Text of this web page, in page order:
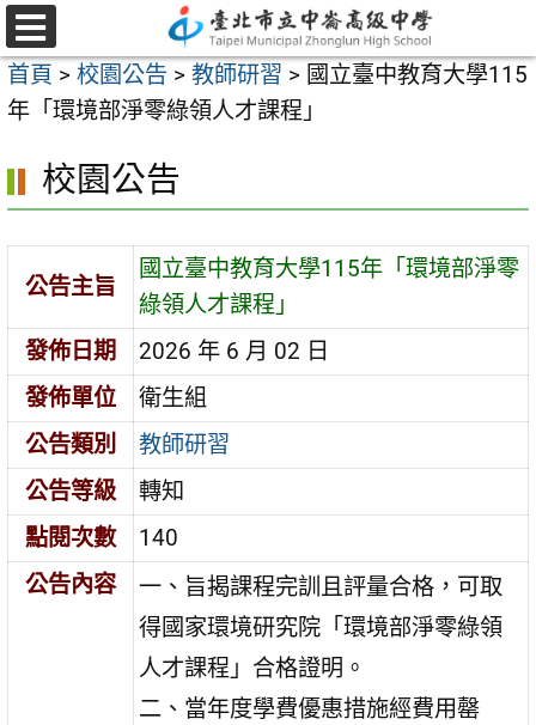
跳
至
主
要
容
選
單
首頁 > 校園公告 > 教師研習 > 國立臺中教育大學115
年「環境部淨零綠領人才課程」
校園公告
公告主旨
國立臺中教育大學115年「環境部淨零
綠領人才課程」
發佈日期
2026 年 6 月 02 日
發佈單位
衛生組
公告類別
教師研習
公告等級
轉知
點閱次數
140
公告內容
一、旨揭課程完訓且評量合格，可取
得國家環境研究院「環境部淨零綠領
人才課程」合格證明。
二、當年度學費優惠措施經費用罄